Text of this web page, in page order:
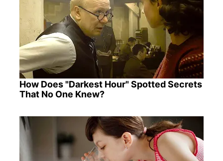
How Does "Darkest Hour" Spotted Secrets
That No One Knew?